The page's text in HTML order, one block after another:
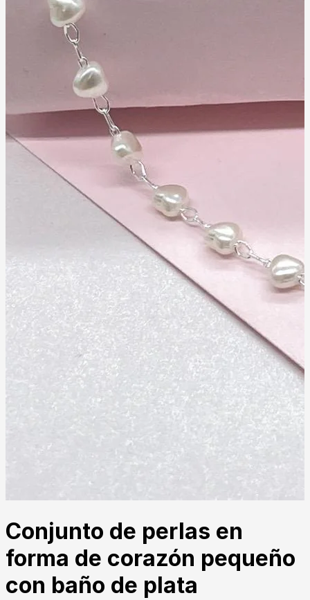
Conjunto de perlas en
forma de corazón pequeño
con baño de plata